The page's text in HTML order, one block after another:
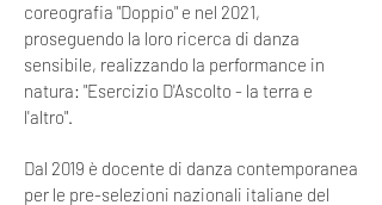
coreografia "Doppio" e nel 2021,
proseguendo la loro ricerca di danza
sensibile, realizzando la performance in
natura: "Esercizio D'Ascolto - la terra e
l'altro".
Dal 2019 è docente di danza contemporanea
per le pre-selezioni nazionali italiane del